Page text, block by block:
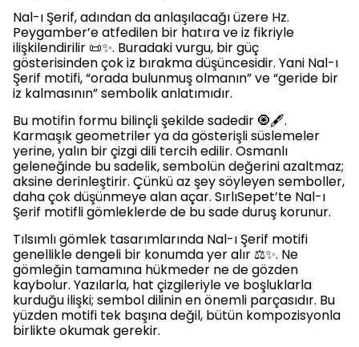
Nal-ı Şerif, adından da anlaşılacağı üzere Hz.
Peygamber’e atfedilen bir hatıra ve iz fikriyle
ilişkilendirilir 📜✨. Buradaki vurgu, bir güç
gösterisinden çok iz bırakma düşüncesidir. Yani Nal-ı
Şerif motifi, “orada bulunmuş olmanın” ve “geride bir
iz kalmasının” sembolik anlatımıdır.
Bu motifin formu bilinçli şekilde sadedir 🧿🖋️.
Karmaşık geometriler ya da gösterişli süslemeler
yerine, yalın bir çizgi dili tercih edilir. Osmanlı
geleneğinde bu sadelik, sembolün değerini azaltmaz;
aksine derinleştirir. Çünkü az şey söyleyen semboller,
daha çok düşünmeye alan açar. SırlıSepet’te Nal-ı
Şerif motifli gömleklerde de bu sade duruş korunur.
Tılsımlı gömlek tasarımlarında Nal-ı Şerif motifi
genellikle dengeli bir konumda yer alır ⚖️✨. Ne
gömleğin tamamına hükmeder ne de gözden
kaybolur. Yazılarla, hat çizgileriyle ve boşluklarla
kurduğu ilişki; sembol dilinin en önemli parçasıdır. Bu
yüzden motifi tek başına değil, bütün kompozisyonla
birlikte okumak gerekir.